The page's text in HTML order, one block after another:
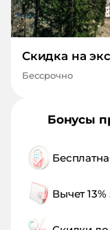
Скидка на
Бессрочно
Бонусы
Вычет 13%